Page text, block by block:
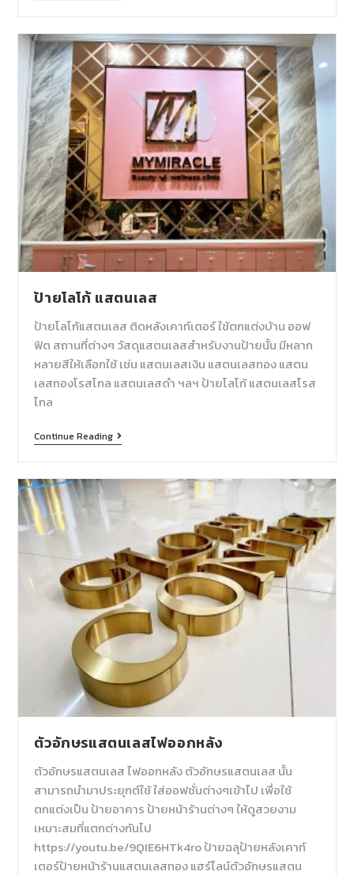
ป้ายโลโก้ แสตนเลส
ป้ายโลโก้แสตนเลส ติดหลังเคาท์เตอร์ ใช้ตกแต่งบ้าน ออฟ
ฟิต สถานที่ต่างๆ วัสดุแสตนเลสสำหรับงานป้ายนั้น มีหลาก
หลายสีให้เลือกใช้ เช่น แสตนเลสเงิน แสตนเลสทอง แสตน
เลสทองโรสโกล แสตนเลสดำ ฯลฯ ป้ายโลโก้ แสตนเลสโรส
โกล
Continue Reading
ตัวอักษรแสตนเลสไฟออกหลัง
ตัวอักษรแสตนเลส ไฟออกหลัง ตัวอักษรแสตนเลส นั้น
สามารถนำมาประยุกต์ใช้ ใส่ออฟชั่นต่างๆเข้าไป เพื่อใช้
ตกแต่งเป็น ป้ายอาคาร ป้ายหน้าร้านต่างๆ ให้ดูสวยงาม
เหมาะสมที่แตกต่างกันไป
https://youtu.be/9QIE6HTk4ro ป้ายฉลุป้ายหลังเคาท์
เตอร์ป้ายหน้าร้านแสตนเลสทอง แฮร์ไลน์ตัวอักษรแสตน